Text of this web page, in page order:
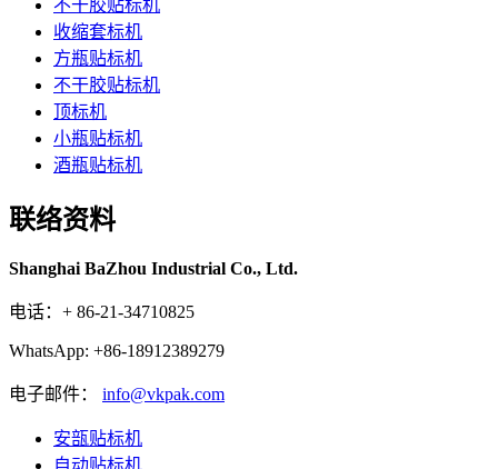
不干胶贴标机
收缩套标机
方瓶贴标机
不干胶贴标机
顶标机
小瓶贴标机
酒瓶贴标机
联络资料
Shanghai BaZhou Industrial Co., Ltd.
电话：+ 86-21-34710825
WhatsApp: +86-18912389279
电子邮件： info@vkpak.com
安瓿贴标机